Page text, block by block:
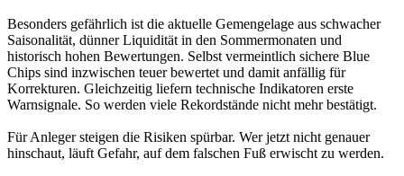
Besonders gefährlich ist die aktuelle Gemengelage aus schwacher
Saisonalität, dünner Liquidität in den Sommermonaten und
historisch hohen Bewertungen. Selbst vermeintlich sichere Blue
Chips sind inzwischen teuer bewertet und damit anfällig für
Korrekturen. Gleichzeitig liefern technische Indikatoren erste
Warnsignale. So werden viele Rekordstände nicht mehr bestätigt.
Für Anleger steigen die Risiken spürbar. Wer jetzt nicht genauer
hinschaut, läuft Gefahr, auf dem falschen Fuß erwischt zu werden.